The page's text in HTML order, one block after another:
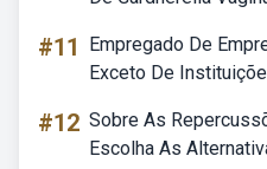
#11
Empregado De
Exceto De
#12 Sobre As
Escolha As